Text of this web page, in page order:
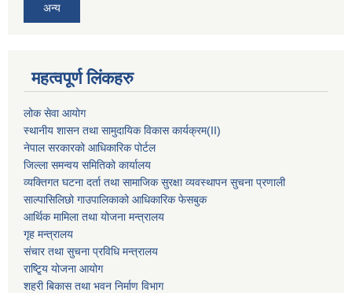
अन्य
महत्वपूर्ण लिंकहरु
लोक सेवा आयोग
स्थानीय शासन तथा सामुदायिक विकास कार्यक्रम(II)
नेपाल सरकारको आधिकारिक पोर्टल
जिल्ला समन्वय समितिको कार्यालय
व्यक्तिगत घटना दर्ता तथा सामाजिक सुरक्षा व्यवस्थापन सुचना प्रणाली
साल्पासिलिछो गाउपालिकाको आधिकारिक फेसबुक
आर्थिक मामिला तथा योजना मन्त्रालय
गृह मन्त्रालय
संचार तथा सुचना प्रविधि मन्त्रालय
राष्टि्ृय योजना आयोग
शहरी बिकास तथा भवन निर्माण विभाग